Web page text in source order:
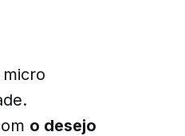
o desejo